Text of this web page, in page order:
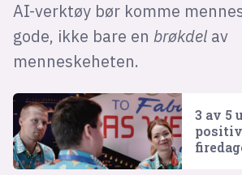
AI-verktøy bør komme
gode, ikke bare en brøkdelav
menneskeheten.
3 av 5